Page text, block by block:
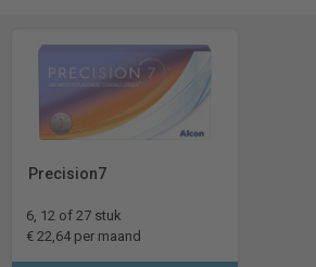
Precision7
6, 12 of 27 stuk
€ 22,64 per maand